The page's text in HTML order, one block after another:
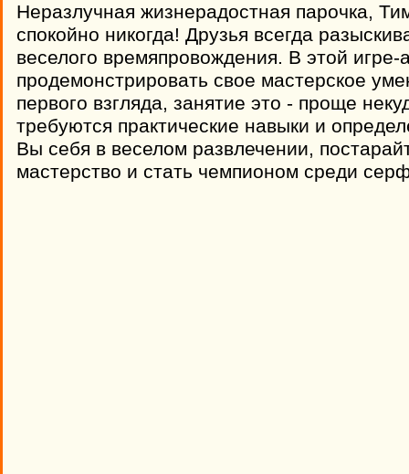
Неразлучная жизнерадостная парочка,
спокойно никогда! Друзья всегда
веселого времяпровождения. В этой
продемонстрировать свое мастерское
первого взгляда, занятие это - проще
требуются практические навыки и
Вы себя в веселом развлечении,
мастерство и стать чемпионом среди